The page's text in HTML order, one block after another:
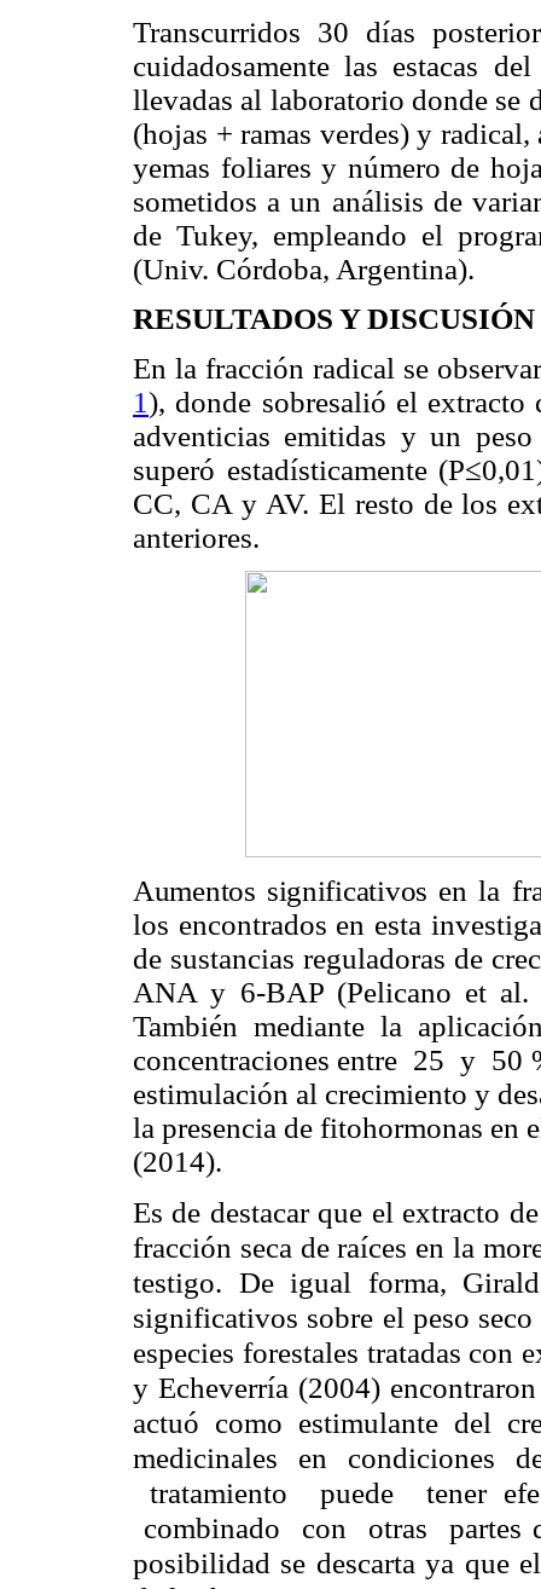
Transcurridos 30 días
cuidadosamente las estacas
llevadas al laboratorio donde se
(hojas + ramas verdes) y
yemas foliares y número de
sometidos a un análisis de
de Tukey, empleando el
(Univ. Córdoba, Argentina).
RESULTADOS Y DISCUSIÓN
En la fracción radical se
1), donde sobresalió el
adventicias emitidas y un
superó estadísticamente
CC, CA y AV. El resto de los
anteriores.
Aumentos significativos en la
los encontrados en esta
de sustancias reguladoras de
ANA y 6-BAP (Pelicano et
También mediante la
concentraciones entre 25 y 50
estimulación al crecimiento y
la presencia de fitohormonas en
(2014).
Es de destacar que el extracto
fracción seca de raíces en la
testigo. De igual forma,
significativos sobre el peso seco
especies forestales tratadas con
y Echeverría (2004)
actuó como estimulante del
medicinales en condiciones
tratamiento puede tener
combinado con otras
posibilidad se descarta ya que